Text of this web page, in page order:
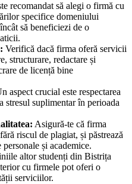
recomandat să alegi o firmă cu
specifice domeniului
să beneficiezi de o
Verifică dacă firma oferă servicii
structurare, redactare și
de licență bine
aspect crucial este respectarea
stresul suplimentar în perioada
Asigură-te că firma
riscul de plagiat, și păstrează
și academice.
altor studenți din Bistrița
cu firmele pot oferi o
serviciilor.